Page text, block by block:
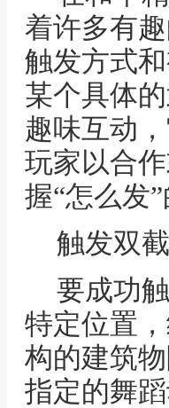
着许多有
触发方式
某个具体
趣味互动
玩家以合
握“怎么发”
触发双
要成功
特定位置
构的建筑
指定的舞